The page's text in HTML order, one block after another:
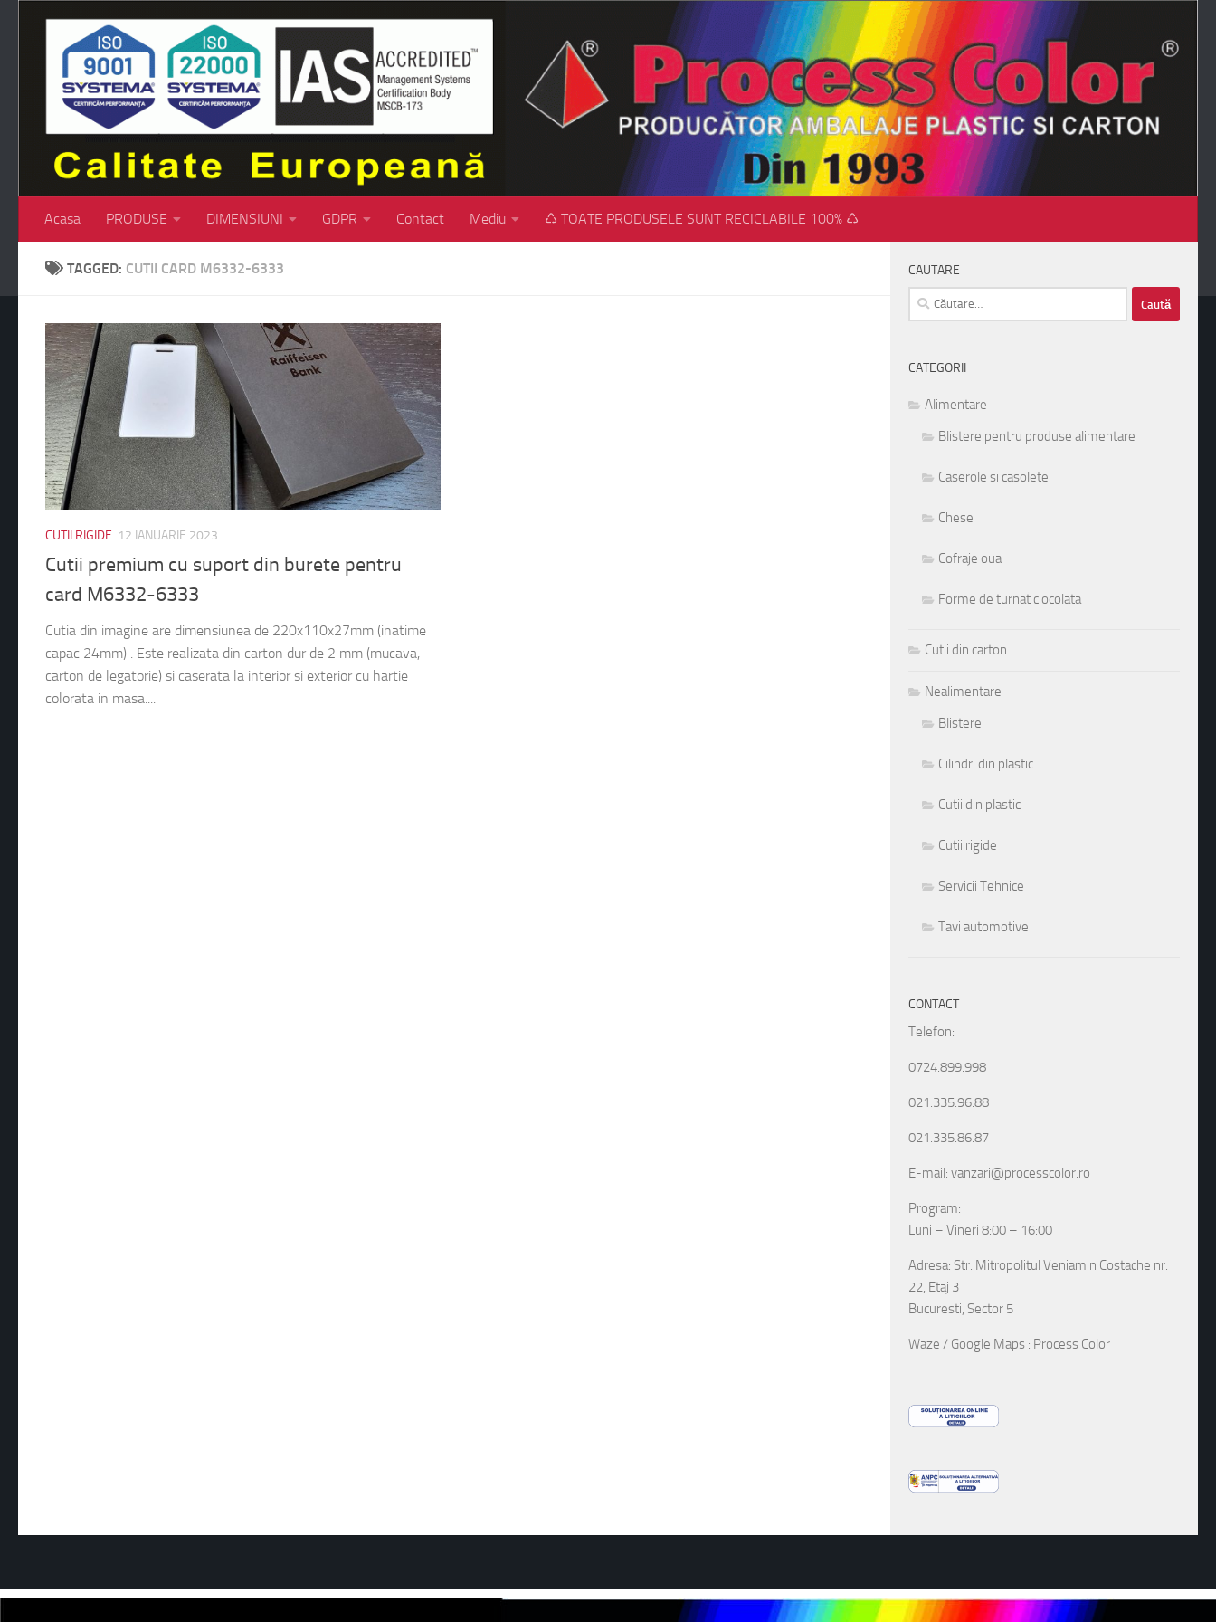
Skip to content
Acasa PRODUSE DIMENSIUNI GDPR Contact Mediu ♺ TOATE PRODUSELE SUNT RECICLABILE 100% ♺
TAGGED: CUTII CARD M6332-6333
CUTII RIGIDE 12 IANUARIE 2023
Cutii premium cu suport din burete pentru
card M6332-6333
Cutia din imagine are dimensiunea de 220x110x27mm (inatime
capac 24mm) . Este realizata din carton dur de 2 mm (mucava,
carton de legatorie) si caserata la interior si exterior cu hartie
colorata in masa....
CAUTARE
Caută
după:
CATEGORII
Alimentare
Blistere pentru produse alimentare
Caserole si casolete
Chese
Cofraje oua
Forme de turnat ciocolata
Cutii din carton
Nealimentare
Blistere
Cilindri din plastic
Cutii din plastic
Cutii rigide
Servicii Tehnice
Tavi automotive
CONTACT
Telefon:
0724.899.998
021.335.96.88
021.335.86.87
E-mail: vanzari@processcolor.ro
Program:
Luni – Vineri 8:00 – 16:00
Adresa: Str. Mitropolitul Veniamin Costache nr.
22, Etaj 3
Bucuresti, Sector 5
Waze / Google Maps : Process Color